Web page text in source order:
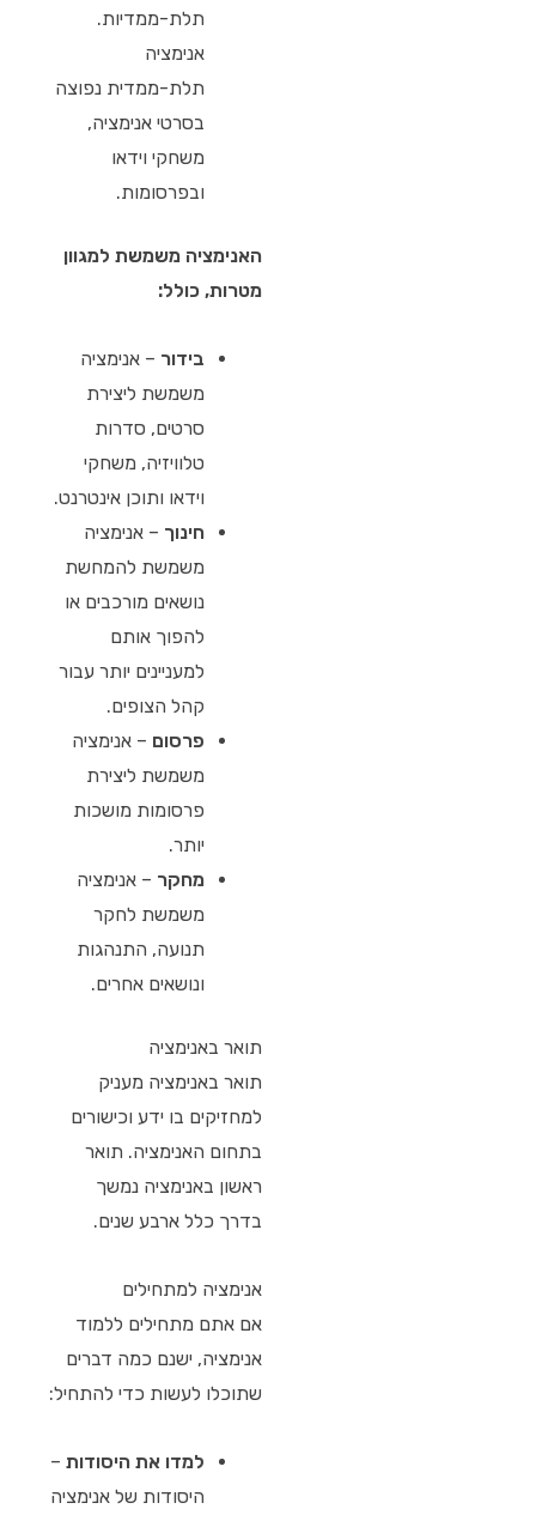
תלת-ממדיות.
אנימציה
תלת-ממדית נפוצה
בסרטי אנימציה,
משחקי וידאו
ובפרסומות.
האנימציה משמשת למגוון
מטרות, כולל:
בידור – אנימציה
משמשת ליצירת
סרטים, סדרות
טלוויזיה, משחקי
וידאו ותוכן אינטרנט.
חינוך – אנימציה
משמשת להמחשת
נושאים מורכבים או
להפוך אותם
למעניינים יותר עבור
קהל הצופים.
פרסום – אנימציה
משמשת ליצירת
פרסומות מושכות
יותר.
מחקר – אנימציה
משמשת לחקר
תנועה, התנהגות
ונושאים אחרים.
תואר באנימציה
תואר באנימציה מעניק
למחזיקים בו ידע וכישורים
בתחום האנימציה. תואר
ראשון באנימציה נמשך
בדרך כלל ארבע שנים.
אנימציה למתחילים
אם אתם מתחילים ללמוד
אנימציה, ישנם כמה דברים
שתוכלו לעשות כדי להתחיל:
למדו את היסודות –
היסודות של אנימציה